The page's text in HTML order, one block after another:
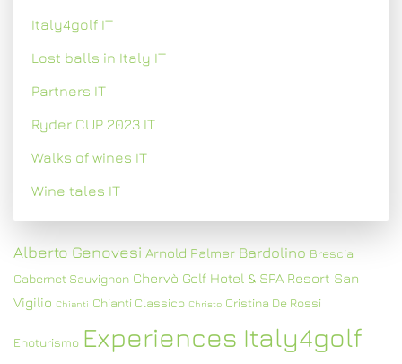
Italy4golf IT
Lost balls in Italy IT
Partners IT
Ryder CUP 2023 IT
Walks of wines IT
Wine tales IT
Alberto Genovesi Arnold Palmer Bardolino Brescia
Cabernet Sauvignon Chervò Golf Hotel & SPA Resort San
Vigilio Chianti Chianti Classico Christo Cristina De Rossi
Enoturismo Experiences Italy4golf